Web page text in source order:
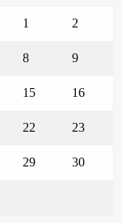
1 2
8 9
15 16
22 23
29 30